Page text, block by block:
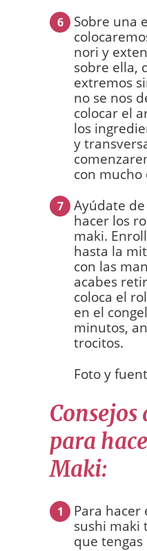
6
Sobre una
nori y
sobre ella,
extremos
no se nos
colocar el
los
y
con mucho
7
Ayúdate
hacer los
maki.
hasta la
con las
acabes
coloca el
en el
minutos,
trocitos.
Foto y
para
Maki:
1
Para hacer
sushi maki
que